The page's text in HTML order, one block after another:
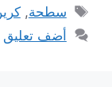
الوسوم
سطحة,
أضف تعليق